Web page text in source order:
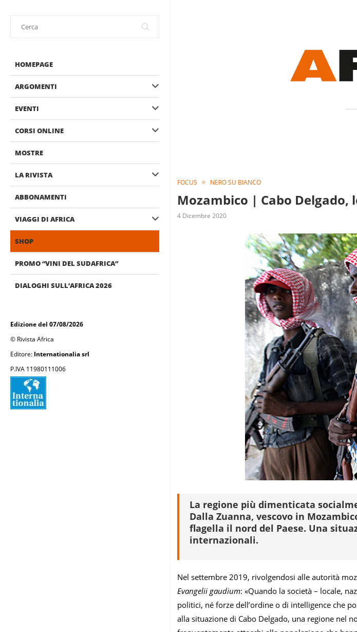
HOMEPAGE
ARGOMENTI
EVENTI
CORSI ONLINE
MOSTRE
LA RIVISTA
ABBONAMENTI
VIAGGI DI AFRICA
SHOP
PROMO “VINI DEL SUDAFRICA”
DIALOGHI SULL’AFRICA 2026
Edizione del 07/08/2026
© Rivista Africa
Editore: Internationalia srl
P.IVA 11980111006
FOCUS NERO SU BIANCO
Mozambico | Cabo Delgado,
4 Dicembre 2020
La regione più dimenticata
Dalla Zuanna, vescovo in
flagella il nord del Paese. Una
internazionali.
Nel settembre 2019, rivolgendosi alle autorità
Evangelii gaudium: «Quando la società – locale,
politici, né forze dell’ordine o di intelligence che
alla situazione di Cabo Delgado, una regione nel